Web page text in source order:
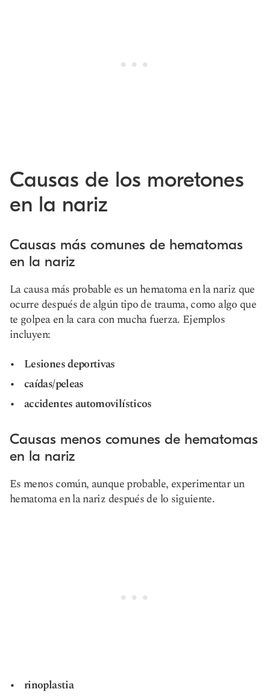
Causas de los moretones
en la nariz
Causas más comunes de hematomas
en la nariz
La causa más probable es un hematoma en la nariz que
ocurre después de algún tipo de trauma, como algo que
te golpea en la cara con mucha fuerza. Ejemplos
incluyen:
Lesiones deportivas
caídas/peleas
accidentes automovilísticos
Causas menos comunes de hematomas
en la nariz
Es menos común, aunque probable, experimentar un
hematoma en la nariz después de lo siguiente.
rinoplastia